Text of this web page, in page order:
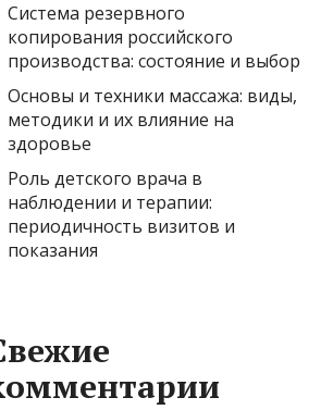
Система резервного
копирования российского
производства: состояние и выбор
Основы и техники массажа: виды,
методики и их влияние на
здоровье
Роль детского врача в
наблюдении и терапии:
периодичность визитов и
показания